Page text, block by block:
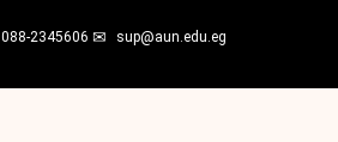
088-2345606 sup@aun.edu.eg